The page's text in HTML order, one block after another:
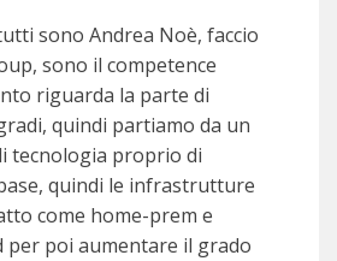
sono Andrea Noè, faccio
sono il competence
riguarda la parte di
quindi partiamo da un
tecnologia proprio di
quindi le infrastrutture
come home-prem e
per poi aumentare il grado